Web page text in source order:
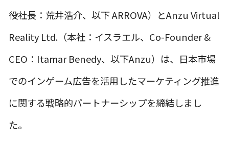
役社長：荒井浩介、以下 ARROVA）とAnzu Virtual
Reality Ltd.（本社：イスラエル、Co-Founder &
CEO：Itamar Benedy、以下Anzu）は、日本市場
でのインゲーム広告を活用したマーケティング推進
に関する戦略的パートナーシップを締結しまし
た。